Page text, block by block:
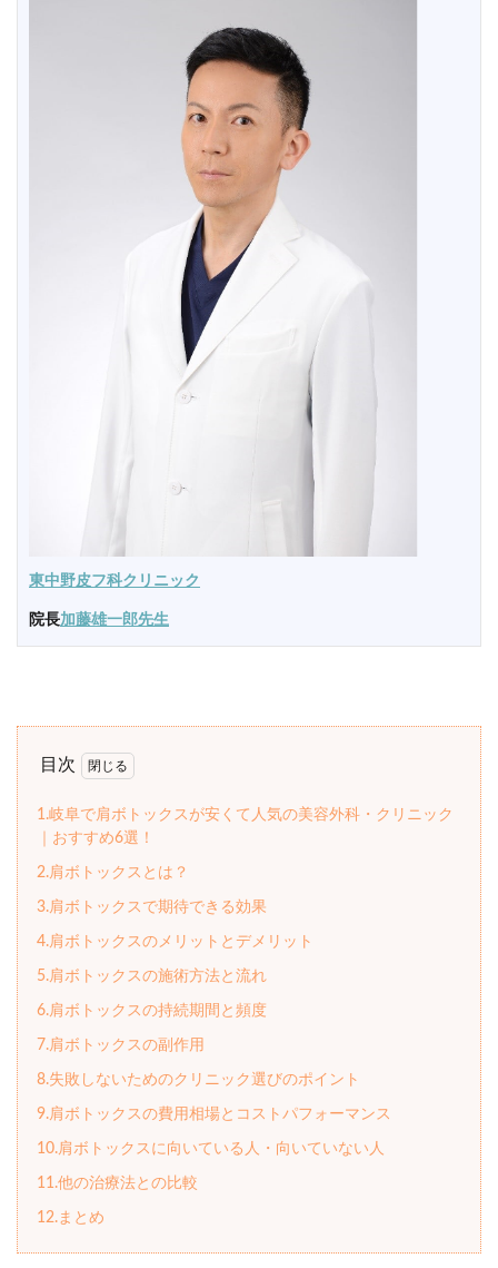
東中野皮フ科クリニック
院長加藤雄一郎先生
目次
1.岐阜で肩ボトックスが安くて人気の美容外科・クリニック
｜おすすめ6選！
2.肩ボトックスとは？
3.肩ボトックスで期待できる効果
4.肩ボトックスのメリットとデメリット
5.肩ボトックスの施術方法と流れ
6.肩ボトックスの持続期間と頻度
7.肩ボトックスの副作用
8.失敗しないためのクリニック選びのポイント
9.肩ボトックスの費用相場とコストパフォーマンス
10.肩ボトックスに向いている人・向いていない人
11.他の治療法との比較
12.まとめ